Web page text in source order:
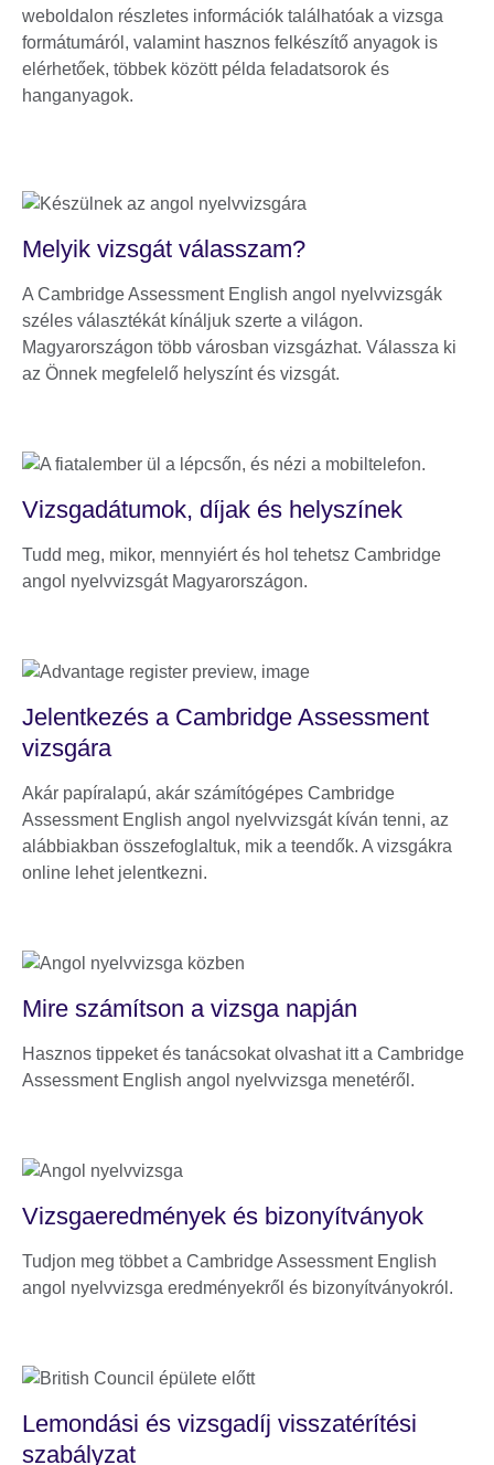
weboldalon részletes információk találhatóak a vizsga
formátumáról, valamint hasznos felkészítő anyagok is
elérhetőek, többek között példa feladatsorok és
hanganyagok.
Melyik vizsgát válasszam?
A Cambridge Assessment English angol nyelvvizsgák
széles választékát kínáljuk szerte a világon.
Magyarországon több városban vizsgázhat. Válassza ki
az Önnek megfelelő helyszínt és vizsgát.
Vizsgadátumok, díjak és helyszínek
Tudd meg, mikor, mennyiért és hol tehetsz Cambridge
angol nyelvvizsgát Magyarországon.
Jelentkezés a Cambridge Assessment
vizsgára
Akár papíralapú, akár számítógépes Cambridge
Assessment English angol nyelvvizsgát kíván tenni, az
alábbiakban összefoglaltuk, mik a teendők. A vizsgákra
online lehet jelentkezni.
Mire számítson a vizsga napján
Hasznos tippeket és tanácsokat olvashat itt a Cambridge
Assessment English angol nyelvvizsga menetéről.
Vizsgaeredmények és bizonyítványok
Tudjon meg többet a Cambridge Assessment English
angol nyelvvizsga eredményekről és bizonyítványokról.
Lemondási és vizsgadíj visszatérítési
szabályzat